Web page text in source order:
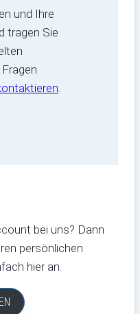
und Ihre
tragen Sie
.
bei uns? Dann
persönlichen
hier an.